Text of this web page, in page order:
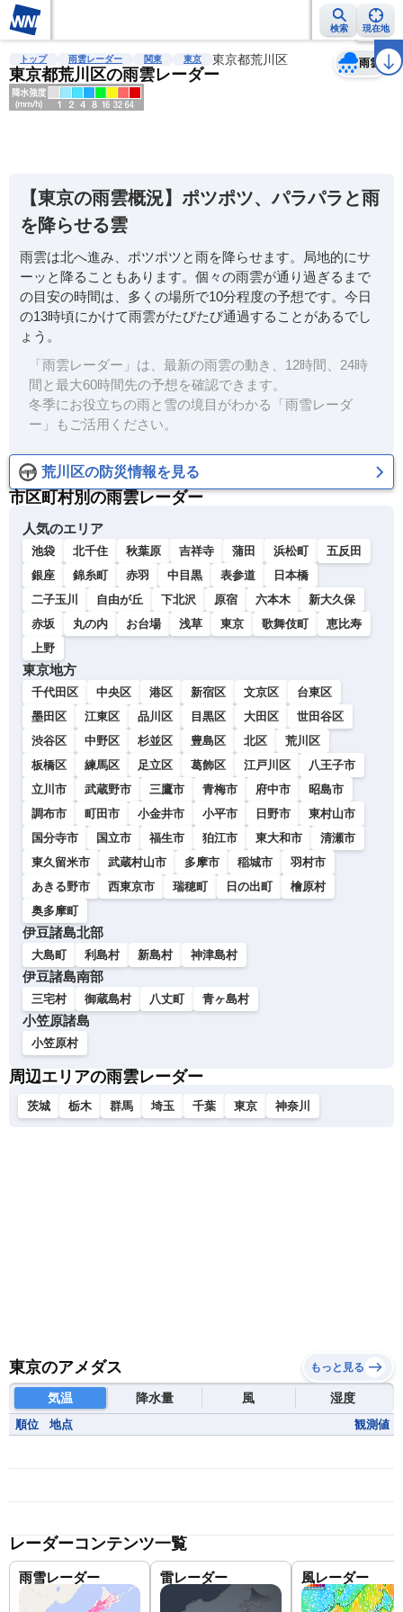
検索 現在地
雨雲レーダー 台風情報 地震情報 警報・注意報 2週間天気 ラ
トップ 雨雲レーダー 関東 東京 東京都荒川区
東京都荒川区の雨雲レーダー
雨雲
天気 台風
【東京の雨雲概況】ポツポツ、パラパラと雨
を降らせる雲
雨雲は北へ進み、ポツポツと雨を降らせます。局地的にサ
ーッと降ることもあります。個々の雨雲が通り過ぎるまで
の目安の時間は、多くの場所で10分程度の予想です。今日
の13時頃にかけて雨雲がたびたび通過することがあるでし
ょう。
「雨雲レーダー」は、最新の雨雲の動き、12時間、24時
間と最大60時間先の予想を確認できます。
冬季にお役立ちの雨と雪の境目がわかる「雨雪レーダ
ー」もご活用ください。
荒川区の防災情報を見る
市区町村別の雨雲レーダー
人気のエリア
池袋 北千住 秋葉原 吉祥寺 蒲田 浜松町
五反田
銀座
錦糸町 赤羽 中目黒 表参道
日本橋
二子玉川
自由が丘 下北沢 原宿 六本木
新大久保
赤坂
丸の内 お台場 浅草 東京 歌舞伎町
恵比寿
上野
東京地方
千代田区 中央区 港区 新宿区 文京区
台東区
墨田区
江東区 品川区 目黒区 大田区
世田谷区
渋谷区
中野区 杉並区 豊島区 北区
荒川区
板橋区
練馬区 足立区 葛飾区 江戸川区
八王子市
立川市
武蔵野市 三鷹市 青梅市 府中市
昭島市
調布市
町田市 小金井市 小平市 日野市
東村山市
国分寺市
国立市 福生市 狛江市 東大和市
清瀬市
東久留米市
武蔵村山市 多摩市 稲城市
羽村市
あきる野市
西東京市 瑞穂町 日の出町
檜原村
奥多摩町
伊豆諸島北部
大島町 利島村 新島村 神津島村
伊豆諸島南部
三宅村 御蔵島村 八丈町 青ヶ島村
小笠原諸島
小笠原村
周辺エリアの雨雲レーダー
茨城 栃木 群馬 埼玉 千葉 東京 神奈川
東京のアメダス もっと見る
気温 降水量 風 湿度
順位 地点 観測値
レーダーコンテンツ一覧
雨雪レーダー 雷レーダー 風レーダー